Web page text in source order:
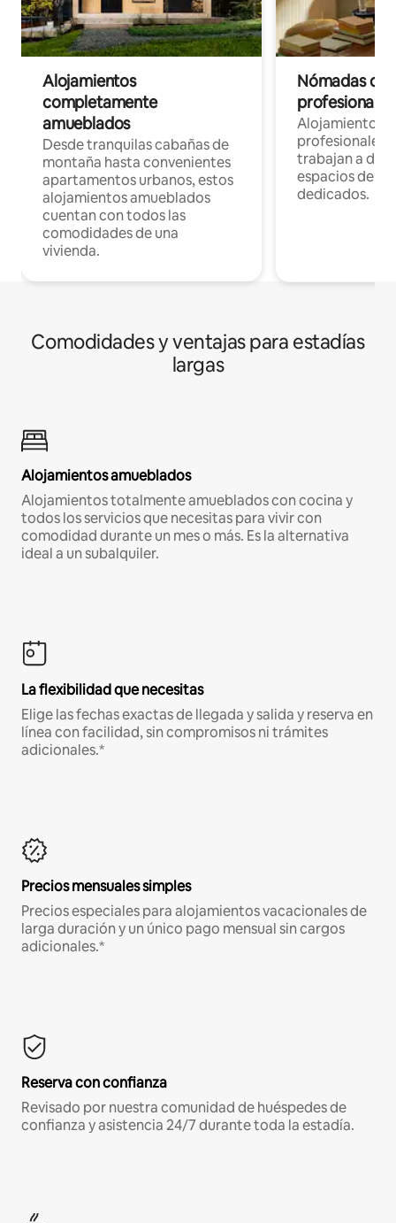
Alojamientos
completamente
amueblados
Desde tranquilas cabañas de
montaña hasta convenientes
apartamentos urbanos, estos
alojamientos amueblados
cuentan con todos las
comodidades de una
vivienda.
Nómadas
Alojamientos
profesionales
trabajan a
espacios de
dedicados.
Comodidades y ventajas para estadías
largas
Alojamientos amueblados
Alojamientos totalmente amueblados con cocina y
todos los servicios que necesitas para vivir con
comodidad durante un mes o más. Es la alternativa
ideal a un subalquiler.
La flexibilidad que necesitas
Elige las fechas exactas de llegada y salida y reserva en
línea con facilidad, sin compromisos ni trámites
adicionales.*
Precios mensuales simples
Precios especiales para alojamientos vacacionales de
larga duración y un único pago mensual sin cargos
adicionales.*
Reserva con confianza
Revisado por nuestra comunidad de huéspedes de
confianza y asistencia 24/7 durante toda la estadía.